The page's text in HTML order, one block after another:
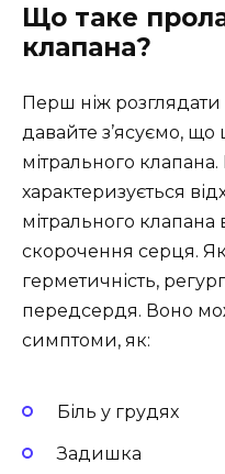
Що таке
клапана?
Перш ніж розглядати
давайте з’ясуємо,
мітрального
характеризується
мітрального клапана
скорочення серця.
герметичність,
передсердя. Воно
симптоми, як:
Біль у грудях
Задишка